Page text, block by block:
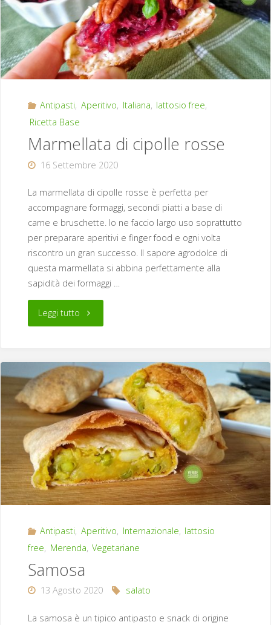
Antipasti, Aperitivo, Italiana, lattosio free,
Ricetta Base
Marmellata di cipolle rosse
16 Settembre 2020
La marmellata di cipolle rosse è perfetta per
accompagnare formaggi, secondi piatti a base di
carne e bruschette. Io ne faccio largo uso soprattutto
per preparare aperitivi e finger food e ogni volta
riscontro un gran successo. Il sapore agrodolce di
questa marmellata si abbina perfettamente alla
sapidità dei formaggi …
Leggi tutto"Marmellata
cipolle
rosse"
Antipasti, Aperitivo, Internazionale, lattosio
free, Merenda, Vegetariane
Samosa
13 Agosto 2020 salato
La samosa è un tipico antipasto e snack di origine